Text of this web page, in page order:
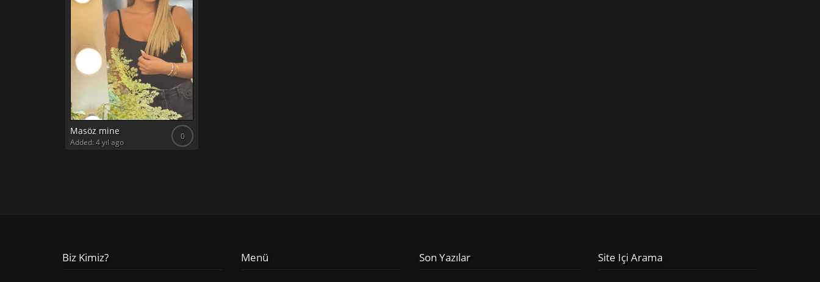
Masöz mine 0
Added: 4 yıl ago
Biz Kimiz? Menü Son Yazılar Site Içi Arama